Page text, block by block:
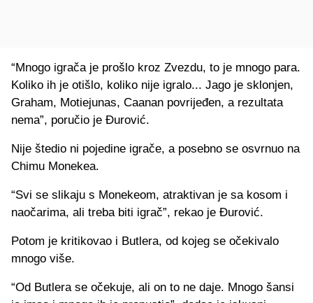
“Mnogo igrača je prošlo kroz Zvezdu, to je mnogo para.
Koliko ih je otišlo, koliko nije igralo... Jago je sklonjen,
Graham, Motiejunas, Caanan povrijeđen, a rezultata
nema”, poručio je Đurović.
Nije štedio ni pojedine igrače, a posebno se osvrnuo na
Chimu Monekea.
“Svi se slikaju s Monekeom, atraktivan je sa kosom i
naočarima, ali treba biti igrač”, rekao je Đurović.
Potom je kritikovao i Butlera, od kojeg se očekivalo
mnogo više.
“Od Butlera se očekuje, ali on to ne daje. Mnogo šansi